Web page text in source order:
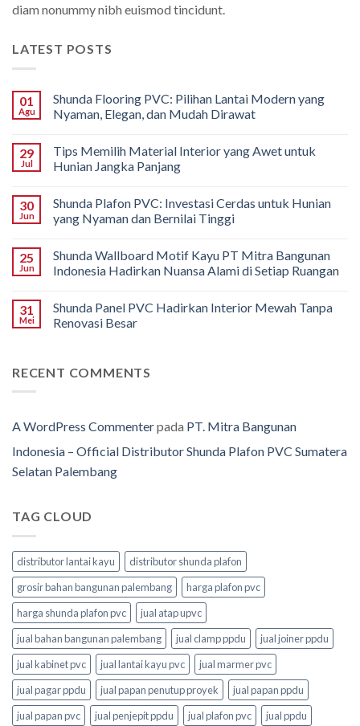
diam nonummy nibh euismod tincidunt.
LATEST POSTS
01
Agu
Shunda Flooring PVC: Pilihan Lantai Modern yang
Nyaman, Elegan, dan Mudah Dirawat
29
Jul
Tips Memilih Material Interior yang Awet untuk
Hunian Jangka Panjang
30
Jun
Shunda Plafon PVC: Investasi Cerdas untuk Hunian
yang Nyaman dan Bernilai Tinggi
25
Jun
Shunda Wallboard Motif Kayu PT Mitra Bangunan
Indonesia Hadirkan Nuansa Alami di Setiap Ruangan
31
Mei
Shunda Panel PVC Hadirkan Interior Mewah Tanpa
Renovasi Besar
RECENT COMMENTS
A WordPress Commenterpada PT. Mitra Bangunan
Indonesia – Official Distributor Shunda Plafon PVC Sumatera
Selatan Palembang
TAG CLOUD
distributor lantai kayu
distributor shunda plafon
grosir bahan bangunan palembang
harga plafon pvc
harga shunda plafon pvc
jual atap upvc
jual bahan bangunan palembang
jual clamp ppdu
jual joiner ppdu
jual kabinet pvc
jual lantai kayu pvc
jual marmer pvc
jual pagar ppdu
jual papan penutup proyek
jual papan ppdu
jual papan pvc
jual penjepit ppdu jual plafon pvc
jual ppdu